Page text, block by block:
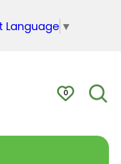
Language ▼
0